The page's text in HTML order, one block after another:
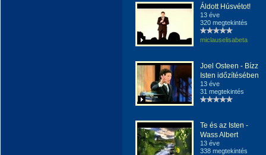
Áldott Húsvétot!
13 éve
320 megtekintés
miclauselisabeta
Joel Osteen - Bízz
Isten időzítésében
13 éve
31 megtekintés
Te és az Isten -
Wass Albert
13 éve
338 megtekintés